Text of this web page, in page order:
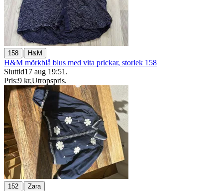
158 | H&M
H&M mörkblå blus med vita prickar, storlek 158
Sluttid17 aug 19:51 .
Pris:9 kr,Utropspris.
152 | Zara